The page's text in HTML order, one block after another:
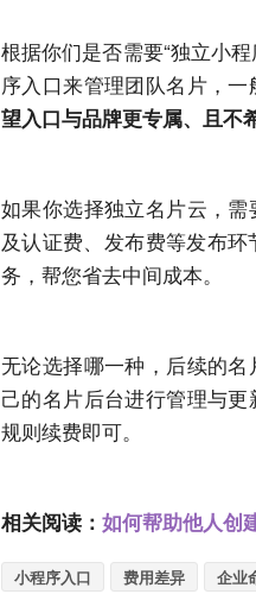
根据你们是否需要“独立小
序入口来管理团队名片，一
望入口与品牌更专属、且不
如果你选择独立名片云，
及认证费、发布费等发布
务，帮您省去中间成本。
无论选择哪一种，后续的
己的名片后台进行管理与
规则续费即可。
相关阅读： 如何帮助他人创
小程序入口 费用差异 企业